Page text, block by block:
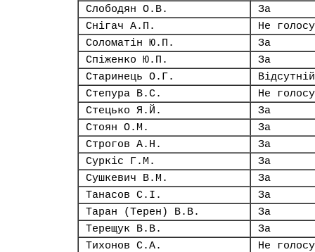
Слободян О.В.
За
Снігач А.П.
Не
Соломатін Ю.П.
За
Спіженко Ю.П.
За
Старинець О.Г.
Відсутній
Степура В.С.
Не
Стецько Я.Й.
За
Стоян О.М.
За
Строгов А.Н.
За
Суркіс Г.М.
За
Сушкевич В.М.
За
Танасов С.І.
За
Таран (Терен) В.В.
За
Терещук В.В.
За
Тихонов С.А.
Не